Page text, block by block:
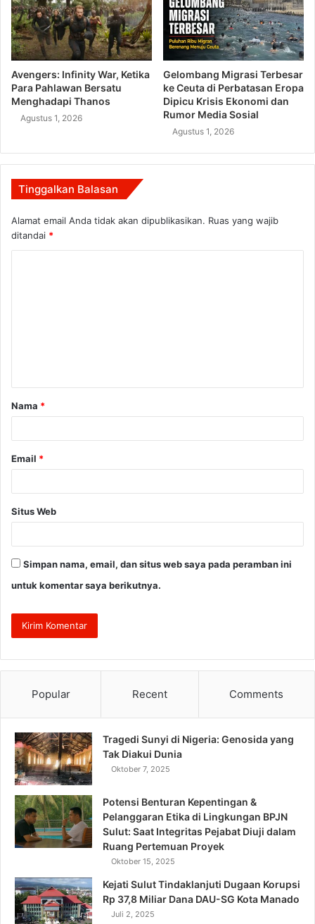
Avengers: Infinity War, Ketika
Para Pahlawan Bersatu
Menghadapi Thanos
Agustus 1, 2026
Gelombang Migrasi Terbesar
ke Ceuta di Perbatasan Eropa
Dipicu Krisis Ekonomi dan
Rumor Media Sosial
Agustus 1, 2026
Tinggalkan Balasan
Alamat email Anda tidak akan dipublikasikan. Ruas yang wajib
ditandai *
a
r
Nama *
Email *
Situs Web
Simpan nama, email, dan situs web saya pada peramban ini
untuk komentar saya berikutnya.
Popular Recent Comments
Tragedi Sunyi di Nigeria: Genosida yang
Tak Diakui Dunia
Oktober 7, 2025
Potensi Benturan Kepentingan &
Pelanggaran Etika di Lingkungan BPJN
Sulut: Saat Integritas Pejabat Diuji dalam
Ruang Pertemuan Proyek
Oktober 15, 2025
Kejati Sulut Tindaklanjuti Dugaan Korupsi
Rp 37,8 Miliar Dana DAU-SG Kota Manado
Juli 2, 2025